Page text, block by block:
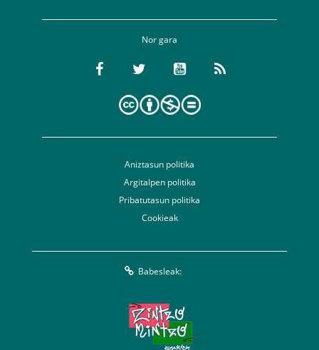
Nor gara
Aniztasun politika
Argitalpen politika
Pribatutasun politika
Cookieak
Babesleak: